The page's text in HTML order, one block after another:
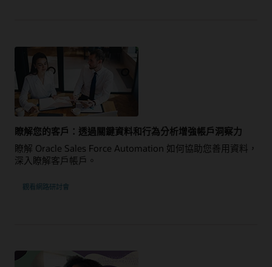
瞭解您的客戶：透過關鍵資料和行為分析增強帳戶洞察力
瞭解 Oracle Sales Force Automation 如何協助您善用資料，
深入瞭解客戶帳戶。
觀看網路研討會